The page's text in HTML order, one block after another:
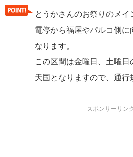
とうかさんのお祭りのメ
電停から福屋やパルコ側に
なります。
この区間は金曜日、土曜
天国となりますので、通行
スポンサーリンク